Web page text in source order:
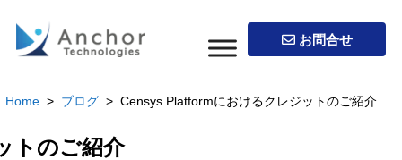
お問合せ
Home > ブログ > Censys Platformにおけるクレジットのご紹介
トのご紹介